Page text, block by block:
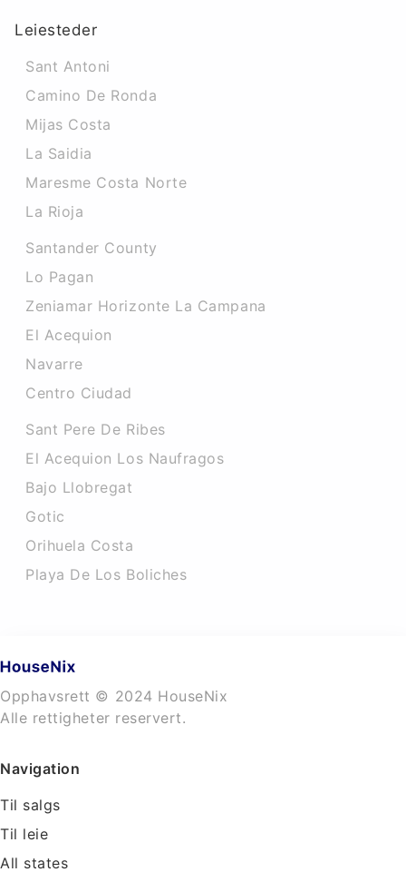
Leiesteder
Sant Antoni
Camino De Ronda
Mijas Costa
La Saidia
Maresme Costa Norte
La Rioja
Santander County
Lo Pagan
Zeniamar Horizonte La Campana
El Acequion
Navarre
Centro Ciudad
Sant Pere De Ribes
El Acequion Los Naufragos
Bajo Llobregat
Gotic
Orihuela Costa
Playa De Los Boliches
Opphavsrett © 2024 HouseNix
Alle rettigheter reservert.
Navigation
Til salgs
Til leie
All states